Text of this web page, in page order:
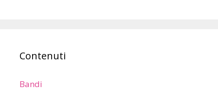
Contenuti
Bandi